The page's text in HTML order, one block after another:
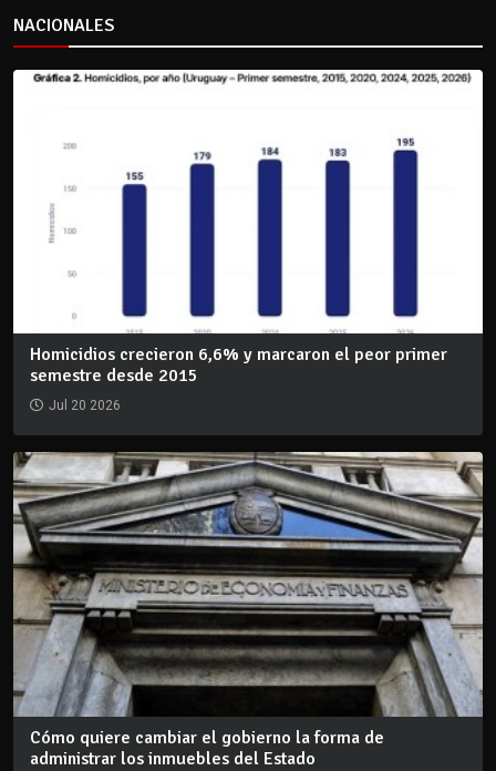
NACIONALES
Homicidios crecieron 6,6% y marcaron el peor primer
semestre desde 2015
Jul 20 2026
Cómo quiere cambiar el gobierno la forma de
administrar los inmuebles del Estado